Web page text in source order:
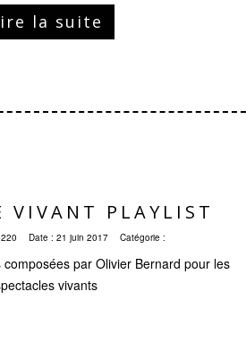
la suite
VIVANT PLAYLIST
Date : 21 juin 2017 Catégorie :
par Olivier Bernard pour les
vivants